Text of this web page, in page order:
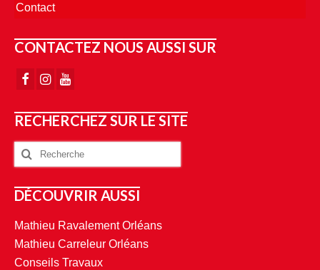
Contact
CONTACTEZ NOUS AUSSI SUR
RECHERCHEZ SUR LE SITE
DÉCOUVRIR AUSSI
Mathieu Ravalement Orléans
Mathieu Carreleur Orléans
Conseils Travaux